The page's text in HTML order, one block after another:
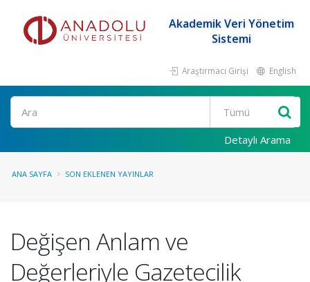
Akademik Veri Yönetim
Sistemi
Araştırmacı Girişi English
Ara
Detaylı Arama
ANA SAYFA SON EKLENEN YAYINLAR
Değişen Anlam ve
Değerleriyle Gazetecilik